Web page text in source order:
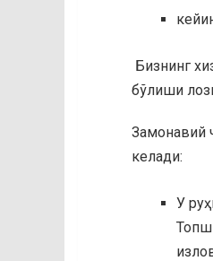
Бизнинг
бўлиши
Замонавий
келади:
У